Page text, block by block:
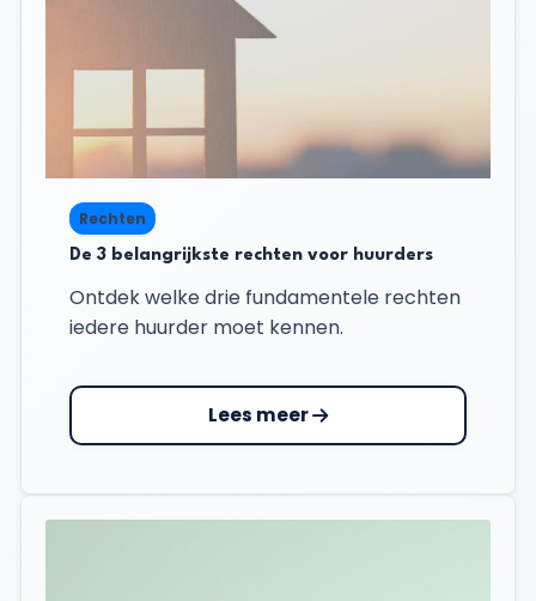
Rechten
De 3 belangrijkste rechten voor huurders
Ontdek welke drie fundamentele rechten
iedere huurder moet kennen.
Lees meer